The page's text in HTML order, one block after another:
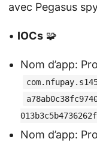
avec Pegasus
• IOCs 🧩
Nom d’app:
013b3c5b4736262f
Nom d’app: